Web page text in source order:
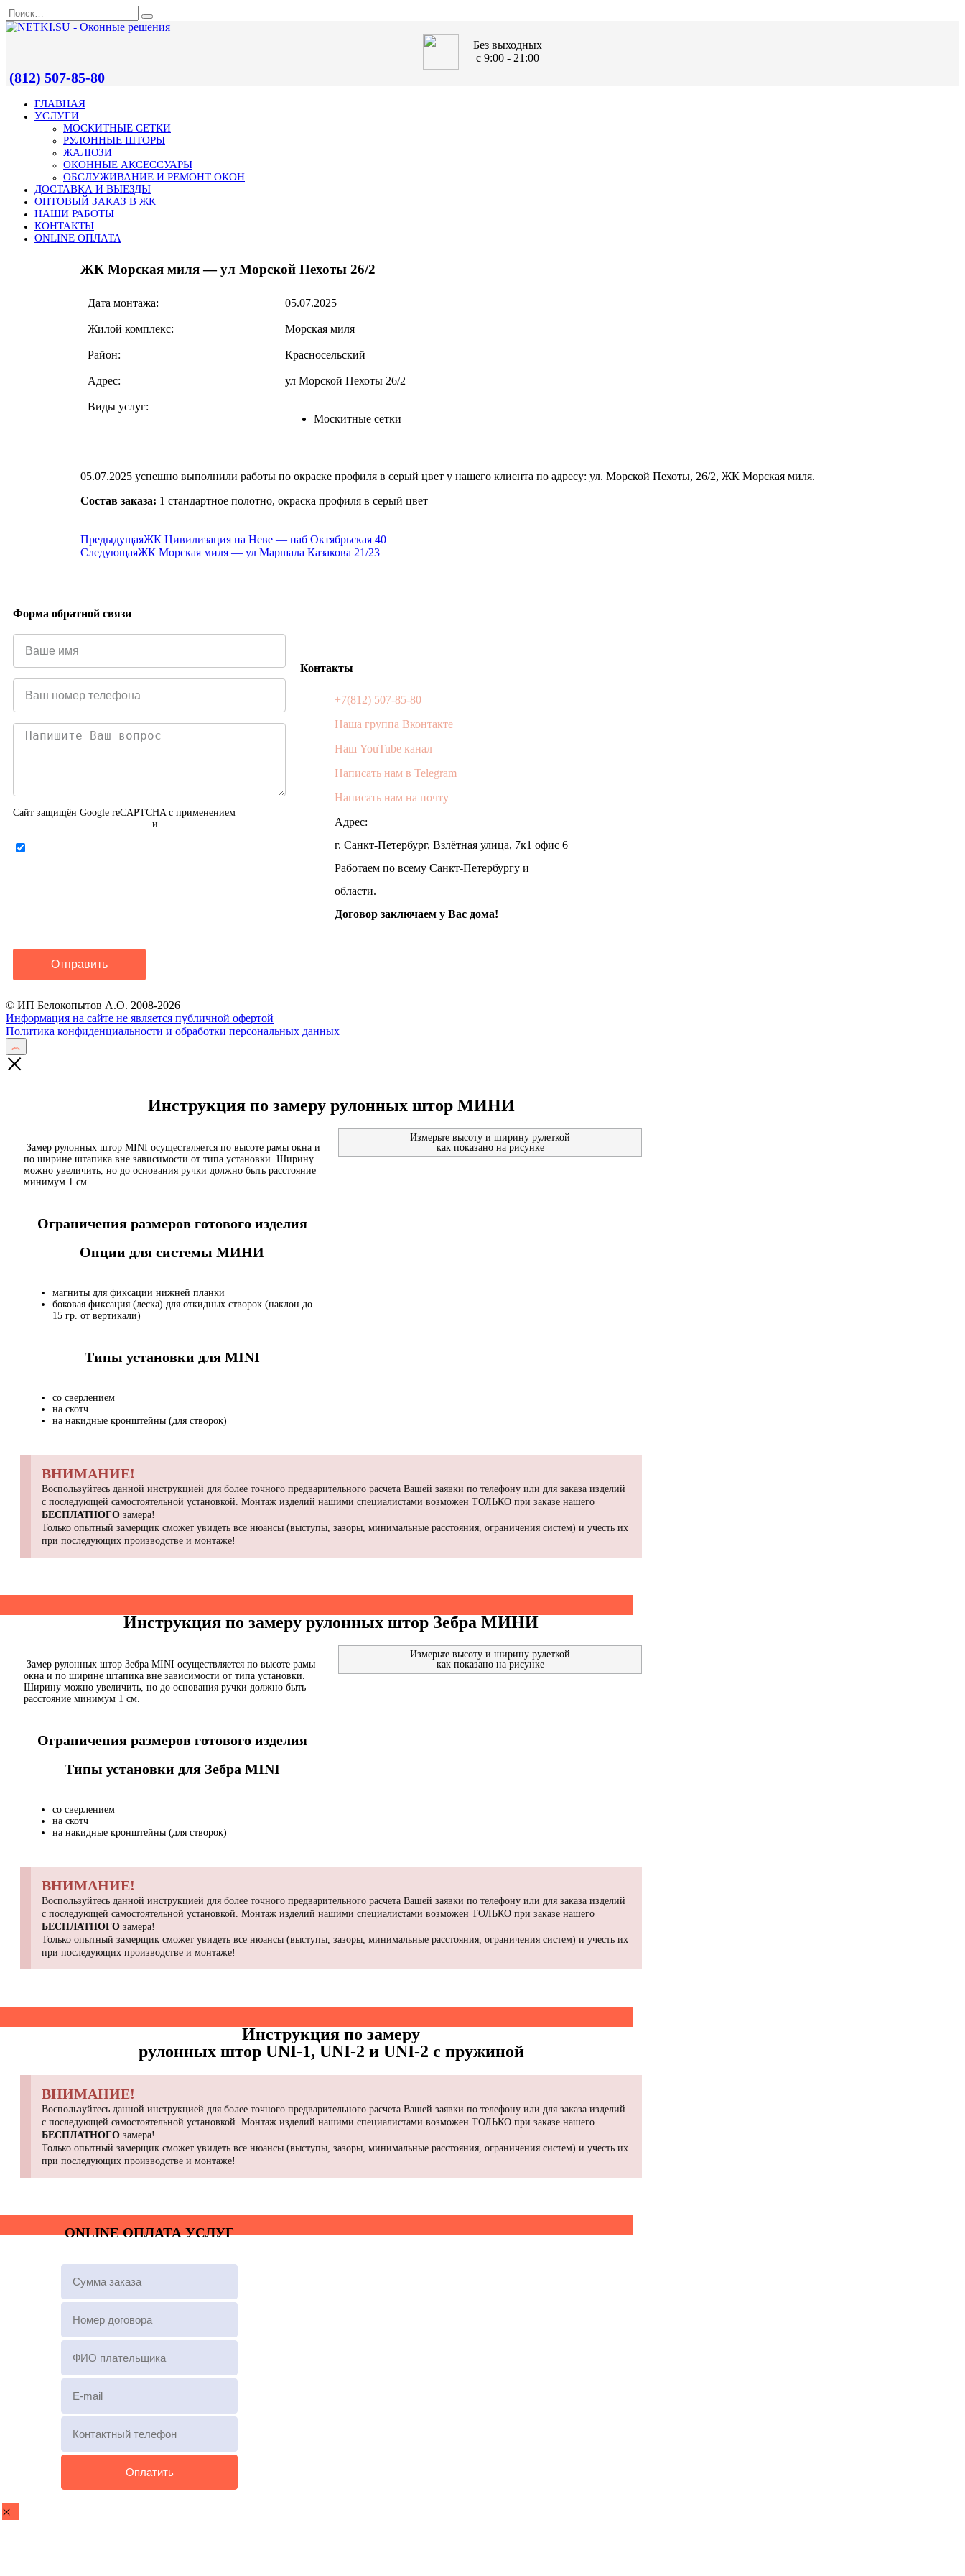
Без выходных
с 9:00 - 21:00
(812) 507-85-80
ГЛАВНАЯ
УСЛУГИ
МОСКИТНЫЕ СЕТКИ
РУЛОННЫЕ ШТОРЫ
ЖАЛЮЗИ
ОКОННЫЕ АКСЕССУАРЫ
ОБСЛУЖИВАНИЕ И РЕМОНТ ОКОН
ДОСТАВКА И ВЫЕЗДЫ
ОПТОВЫЙ ЗАКАЗ В ЖК
НАШИ РАБОТЫ
КОНТАКТЫ
ONLINE ОПЛАТА
ЖК Морская миля — ул Морской Пехоты 26/2
Дата монтажа: 05.07.2025
Жилой комплекс: Морская миля
Район: Красносельский
Адрес: ул Морской Пехоты 26/2
Виды услуг:
Москитные сетки
05.07.2025 успешно выполнили работы по окраске профиля в серый цвет у нашего клиента по адресу: ул. Морской Пехоты, 26/2, ЖК Морская миля.
Состав заказа: 1 стандартное полотно, окраска профиля в серый цвет
ПредыдущаяЖК Цивилизация на Неве — наб Октябрьская 40
СледующаяЖК Морская миля — ул Маршала Казакова 21/23
Форма обратной связи
Сайт защищён Google reCAPTCHA с применением
и .
Отправить
Контакты
+7(812) 507-85-80
Наша группа Вконтакте
Наш YouTube канал
Написать нам в Telegram
Написать нам на почту
Адрес:
г. Санкт-Петербург, Взлётная улица, 7к1 офис 6
Работаем по всему Санкт-Петербургу и
области.
Договор заключаем у Вас дома!
© ИП Белокопытов А.О. 2008-2026
Информация на сайте не является публичной офертой
Политика конфиденциальности и обработки персональных данных
Инструкция по замеру рулонных штор МИНИ
Замер рулонных штор MINI осуществляется по высоте рамы окна и
по ширине штапика вне зависимости от типа установки. Ширину
можно увеличить, но до основания ручки должно быть расстояние
минимум 1 см.
Ограничения размеров готового изделия
Опции для системы МИНИ
магниты для фиксации нижней планки
боковая фиксация (леска) для откидных створок (наклон до
15 гр. от вертикали)
Типы установки для MINI
со сверлением
на скотч
на накидные кронштейны (для створок)
Измерьте высоту и ширину рулеткой
как показано на рисунке
ВНИМАНИЕ!
Воспользуйтесь данной инструкцией для более точного предварительного расчета Вашей заявки по телефону или для заказа изделий
с последующей самостоятельной установкой. Монтаж изделий нашими специалистами возможен ТОЛЬКО при заказе нашего
БЕСПЛАТНОГО замера!
Только опытный замерщик сможет увидеть все нюансы (выступы, зазоры, минимальные расстояния, ограничения систем) и учесть их
при последующих производстве и монтаже!
Инструкция по замеру рулонных штор Зебра МИНИ
Замер рулонных штор Зебра MINI осуществляется по высоте рамы
окна и по ширине штапика вне зависимости от типа установки.
Ширину можно увеличить, но до основания ручки должно быть
расстояние минимум 1 см.
Ограничения размеров готового изделия
Типы установки для Зебра MINI
со сверлением
на скотч
на накидные кронштейны (для створок)
Измерьте высоту и ширину рулеткой
как показано на рисунке
ВНИМАНИЕ!
Воспользуйтесь данной инструкцией для более точного предварительного расчета Вашей заявки по телефону или для заказа изделий
с последующей самостоятельной установкой. Монтаж изделий нашими специалистами возможен ТОЛЬКО при заказе нашего
БЕСПЛАТНОГО замера!
Только опытный замерщик сможет увидеть все нюансы (выступы, зазоры, минимальные расстояния, ограничения систем) и учесть их
при последующих производстве и монтаже!
Инструкция по замеру
рулонных штор UNI-1, UNI-2 и UNI-2 с пружиной
ВНИМАНИЕ!
Воспользуйтесь данной инструкцией для более точного предварительного расчета Вашей заявки по телефону или для заказа изделий
с последующей самостоятельной установкой. Монтаж изделий нашими специалистами возможен ТОЛЬКО при заказе нашего
БЕСПЛАТНОГО замера!
Только опытный замерщик сможет увидеть все нюансы (выступы, зазоры, минимальные расстояния, ограничения систем) и учесть их
при последующих производстве и монтаже!
ONLINE ОПЛАТА УСЛУГ